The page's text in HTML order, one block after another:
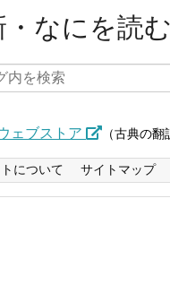
・なにを読
ェブストア （古典の翻
について サイトマップ